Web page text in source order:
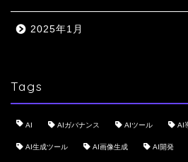
2025年1月
Tags
AI AIガバナンス AIツール AI
AI生成ツール AI画像生成 AI開発